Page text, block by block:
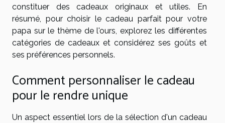
constituer des cadeaux originaux et utiles. En
résumé, pour choisir le cadeau parfait pour votre
papa sur le thème de l'ours, explorez les différentes
catégories de cadeaux et considérez ses goûts et
ses préférences personnels.
Comment personnaliser le cadeau
pour le rendre unique
Un aspect essentiel lors de la sélection d'un cadeau